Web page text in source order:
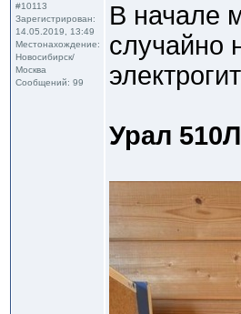
#10113
Зарегистрирован:
14.05.2019, 13:49
Местонахождение:
Новосибирск/
Москва
Сообщений: 99
В начале
случайно
Урал